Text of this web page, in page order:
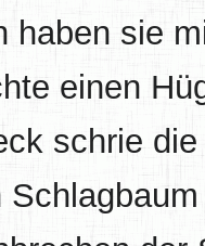
haben sie
einen
schrie